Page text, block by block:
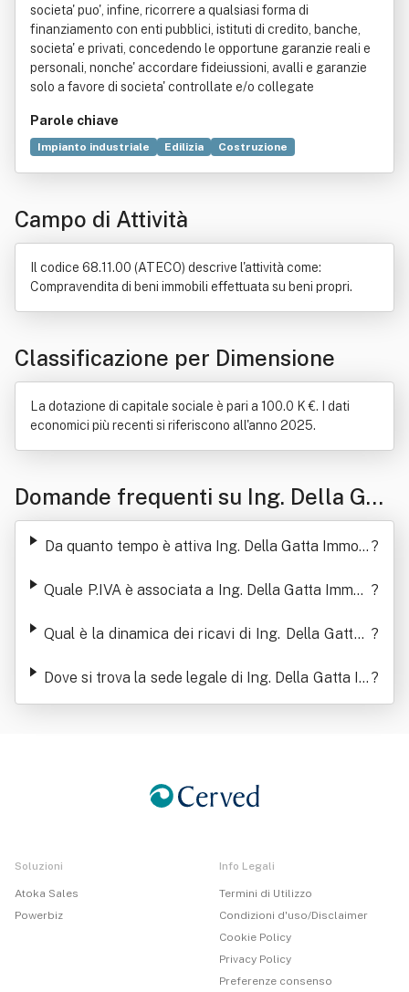
societa' puo', infine, ricorrere a qualsiasi forma di
finanziamento con enti pubblici, istituti di credito, banche,
societa' e privati, concedendo le opportune garanzie reali e
personali, nonche' accordare fideiussioni, avalli e garanzie
solo a favore di societa' controllate e/o collegate
Parole chiave
Impianto industriale Edilizia
Costruzione
Campo di Attività
Il codice 68.11.00 (ATECO) descrive l'attività come:
Compravendita di beni immobili effettuata su beni propri.
Classificazione per Dimensione
La dotazione di capitale sociale è pari a 100.0 K €. I dati
economici più recenti si riferiscono all'anno 2025.
Domande frequenti su Ing. Della Gatt
a Immobiliare Srl
Da quanto tempo è attiva Ing. Della Gatta Immobi ?
Quale P.IVA è associata a Ing. Della Gatta Immob ?
Qual è la dinamica dei ricavi di Ing. Della Gatta I ?
Dove si trova la sede legale di Ing. Della Gatta Im
mobiliare Srl
?
Soluzioni
Atoka Sales
Powerbiz
Info Legali
Termini di Utilizzo
Condizioni d'uso/Disclaimer
Cookie Policy
Privacy Policy
Preferenze consenso